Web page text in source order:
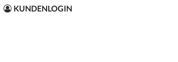
KUNDENLOGIN